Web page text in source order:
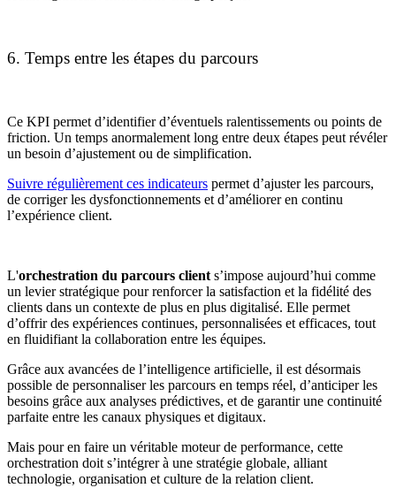
6. Temps entre les étapes du parcours
Ce KPI permet d’identifier d’éventuels ralentissements ou points de
friction. Un temps anormalement long entre deux étapes peut révéler
un besoin d’ajustement ou de simplification.
Suivre régulièrement ces indicateurs permet d’ajuster les parcours,
de corriger les dysfonctionnements et d’améliorer en continu
l’expérience client.
L'orchestration du parcours clients’impose aujourd’hui comme
un levier stratégique pour renforcer la satisfaction et la fidélité des
clients dans un contexte de plus en plus digitalisé. Elle permet
d’offrir des expériences continues, personnalisées et efficaces, tout
en fluidifiant la collaboration entre les équipes.
Grâce aux avancées de l’intelligence artificielle, il est désormais
possible de personnaliser les parcours en temps réel, d’anticiper les
besoins grâce aux analyses prédictives, et de garantir une continuité
parfaite entre les canaux physiques et digitaux.
Mais pour en faire un véritable moteur de performance, cette
orchestration doit s’intégrer à une stratégie globale, alliant
technologie, organisation et culture de la relation client.